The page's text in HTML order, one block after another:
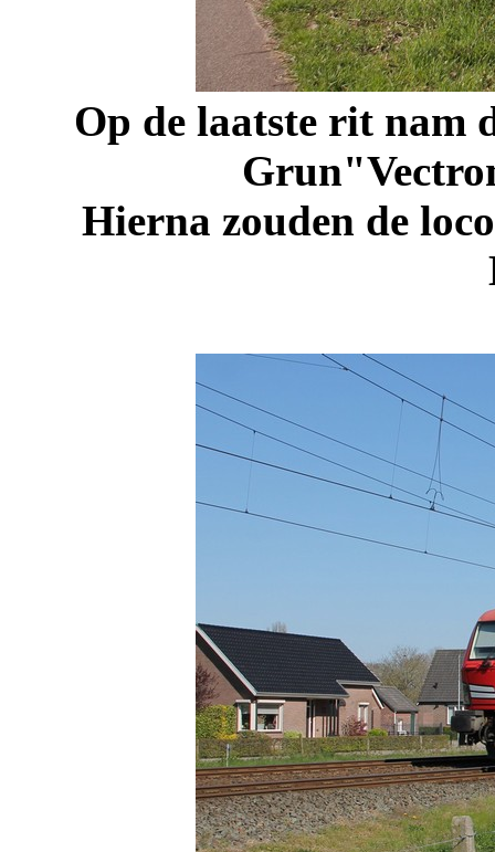
Op de laatste rit nam
Hierna zouden de